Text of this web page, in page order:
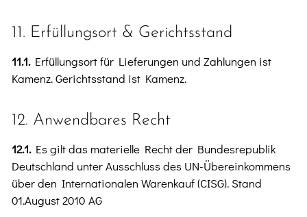
11. Erfüllungsort & Gerichtsstand
11.1.Erfüllungsort für Lieferungen und Zahlungen ist
Kamenz. Gerichtsstand ist Kamenz.
12. Anwendbares Recht
12.1.Es gilt das materielle Recht der Bundesrepublik
Deutschland unter Ausschluss des UN-Übereinkommens
über den Internationalen Warenkauf (CISG). Stand
01.August 2010 AG